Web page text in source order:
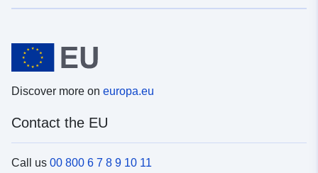
Discover more on europa.eu
Contact the EU
Call us 00 800 6 7 8 9 10 11